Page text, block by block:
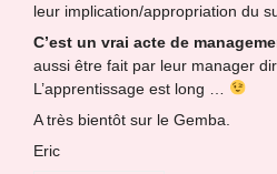
leur implication/appropriation du
C’est un vrai acte de
aussi être fait par leur manager
L’apprentissage est long …
A très bientôt sur le Gemba.
Eric